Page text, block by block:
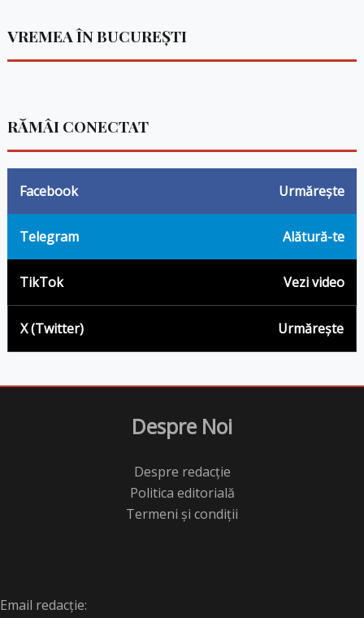
VREMEA ÎN BUCUREȘTI
RĂMÂI CONECTAT
Facebook Urmărește
Telegram Alătură-te
TikTok Vezi video
X (Twitter) Urmărește
Despre Noi
Despre redacție
Politica editorială
Termeni și condiții
Email redacție: